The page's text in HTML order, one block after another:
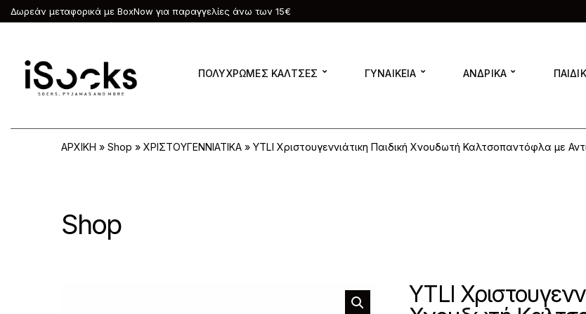
Δωρεάν μεταφορικά με BoxNow για παραγγελίες άνω των 15€
ΠΟΛΥΧΡΩΜΕΣ ΚΑΛΤΣΕΣ ΓΥΝΑΙΚΕΙΑ ΑΝΔΡΙΚΑ
ΑΡΧΙΚΗ » Shop » ΧΡΙΣΤΟΥΓΕΝΝΙΑΤΙΚΑ » YTLI Χριστουγεννιάτικη Παιδική Χνουδωτή Καλτσοπαντόφλα με
Shop
YTLI